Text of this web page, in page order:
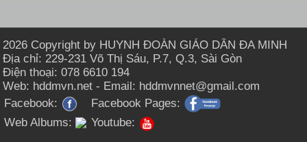
2026 Copyright by HUYNH ĐOÀN GIÁO DÂN ĐA MINH
Địa chỉ: 229-231 Võ Thị Sáu, P.7, Q.3, Sài Gòn
Điện thoại: 078 6610 194
Web: hddmvn.net - Email: hddmvnnet@gmail.com
Facebook:
Facebook Pages:
Web Albums:
Youtube: